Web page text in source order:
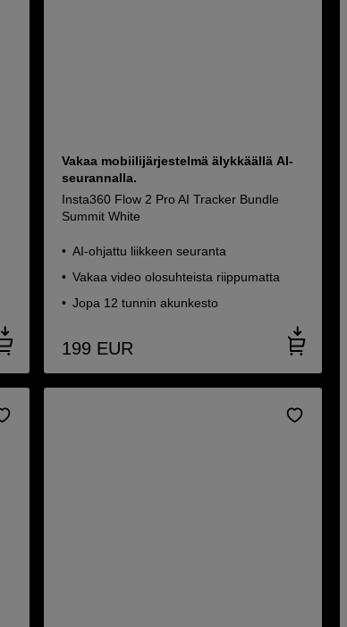
Vakaa mobiilijärjestelmä älykkäällä AI-
seurannalla.
Insta360 Flow 2 Pro AI Tracker Bundle
Summit White
AI-ohjattu liikkeen seuranta
Vakaa video olosuhteista riippumatta
Jopa 12 tunnin akunkesto
199 EUR